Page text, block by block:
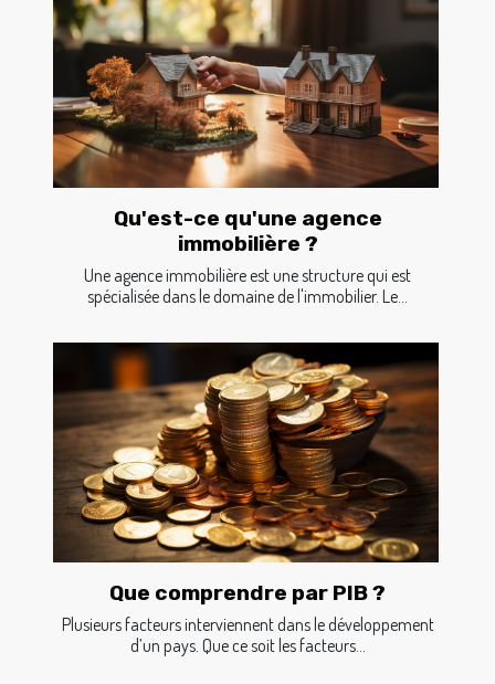
Qu'est-ce qu'une agence
immobilière ?
Une agence immobilière est une structure qui est
spécialisée dans le domaine de l'immobilier. Le...
Que comprendre par PIB ?
Plusieurs facteurs interviennent dans le développement
d’un pays. Que ce soit les facteurs...